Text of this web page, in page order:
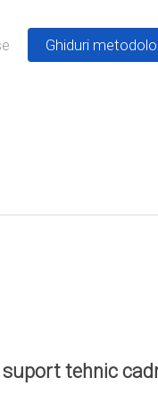
Ghiduri
suport tehnic